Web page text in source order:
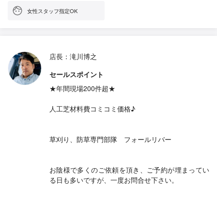
女性スタッフ指定OK
店長：滝川博之
セールスポイント
★年間現場200件超★
人工芝材料費コミコミ価格♪
草刈り、防草専門部隊 フォールリバー
お陰様で多くのご依頼を頂き、ご予約が埋まってい
る日も多いですが、一度お問合せ下さい。